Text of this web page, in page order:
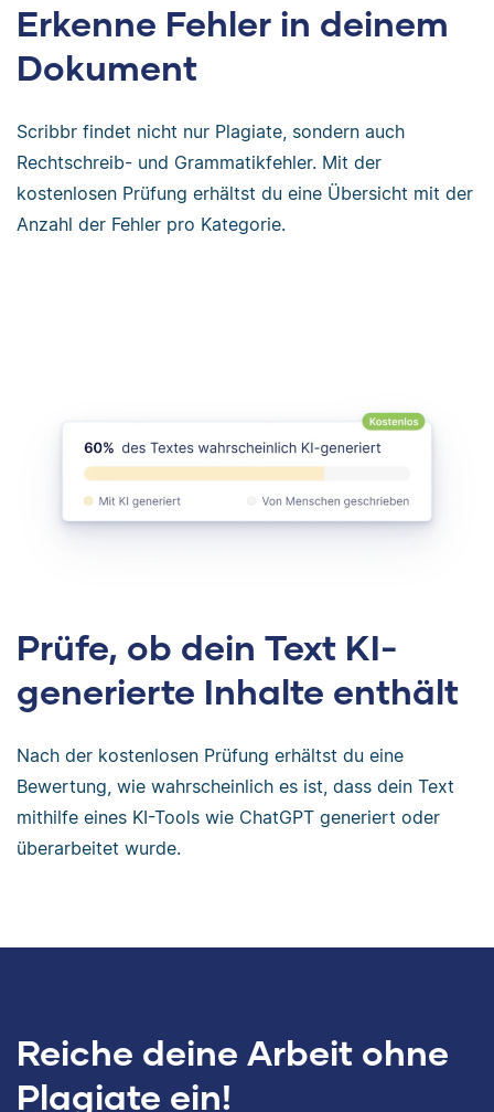
Erkenne Fehler in deinem
Dokument
Scribbr findet nicht nur Plagiate, sondern auch
Rechtschreib- und Grammatikfehler. Mit der
kostenlosen Prüfung erhältst du eine Übersicht mit der
Anzahl der Fehler pro Kategorie.
Prüfe, ob dein Text KI-
generierte Inhalte enthält
Nach der kostenlosen Prüfung erhältst du eine
Bewertung, wie wahrscheinlich es ist, dass dein Text
mithilfe eines KI-Tools wie ChatGPT generiert oder
überarbeitet wurde.
Reiche deine Arbeit ohne
Plagiate ein!